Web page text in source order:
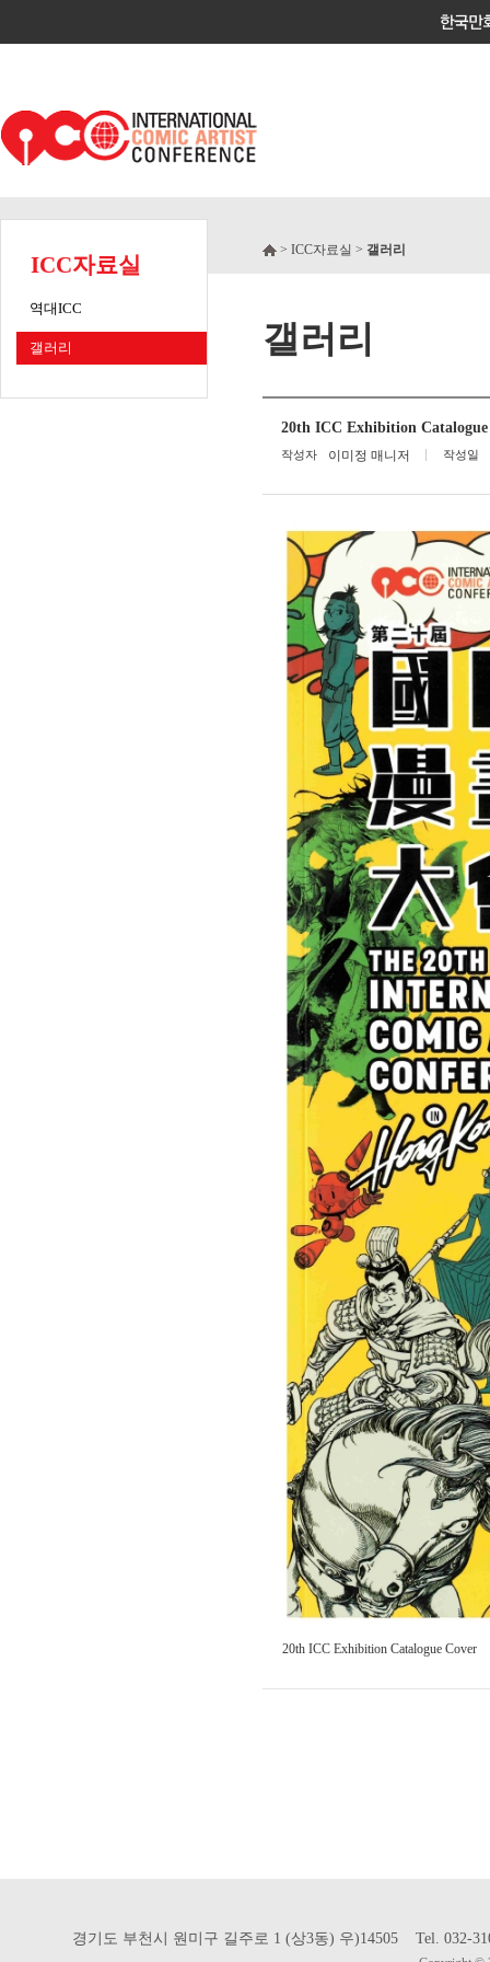
ICC자료실
역대ICC
갤러리
> ICC자료실 > 갤러리
갤러리
20th ICC Exhibition Catalogue
작성자 이미정 매니저 작성일
20th ICC Exhibition Catalogue Cover
경기도 부천시 원미구 길주로 1 (상3동) 우)14505 Tel.